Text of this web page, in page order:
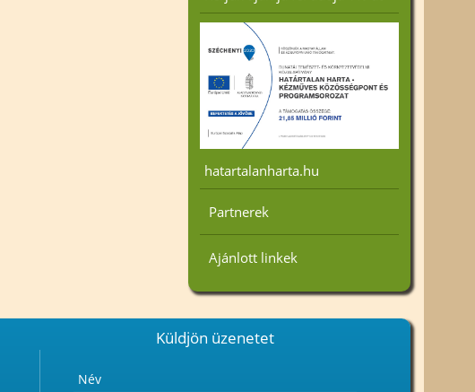
hatartalanharta.hu
Partnerek
Ajánlott linkek
Küldjön üzenetet